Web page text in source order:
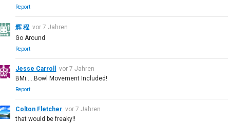
Report
辉 程 vor 7 Jahren
Go Around
Report
Jesse Carroll
vor 7 Jahren
BMi.....Bowl Movement Included!
Report
Colton Fletcher vor 7 Jahren
that would be freaky!!